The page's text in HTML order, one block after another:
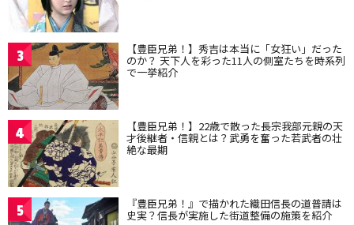
3 【豊臣兄弟！】秀吉は本当に「女狂い」だった
のか？ 天下人を彩った11人の側室たちを時系列
で一挙紹介
4 【豊臣兄弟！】22歳で散った長宗我部元親の天
才後継者・信親とは？武勇を奮った若武者の壮
絶な最期
5 『豊臣兄弟！』で描かれた織田信長の道普請は
史実？信長が実施した街道整備の施策を紹介